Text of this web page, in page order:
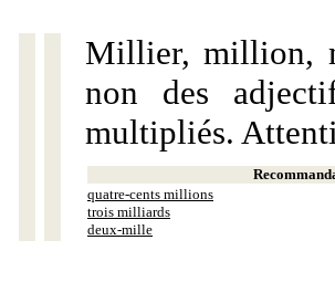
Millier, million,
non des
multipliés.
quatre-cents millions
trois milliards
deux-mille